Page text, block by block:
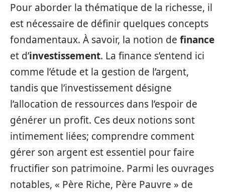
Pour aborder la thématique de la richesse, il
est nécessaire de définir quelques concepts
fondamentaux. À savoir, la notion de finance
et d’investissement. La finance s’entend ici
comme l’étude et la gestion de l’argent,
tandis que l’investissement désigne
l’allocation de ressources dans l’espoir de
générer un profit. Ces deux notions sont
intimement liées; comprendre comment
gérer son argent est essentiel pour faire
fructifier son patrimoine. Parmi les ouvrages
notables, « Père Riche, Père Pauvre » de